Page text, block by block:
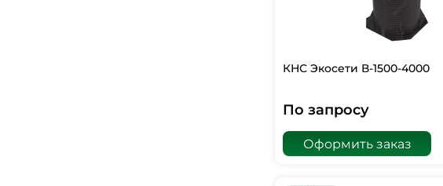
КНС Экосети В-1500-4000
По запросу
Оформить заказ